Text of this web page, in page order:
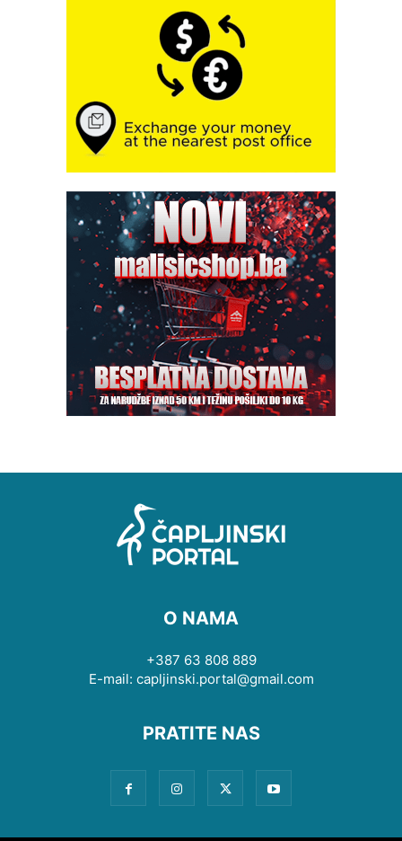
O NAMA
+387 63 808 889
E-mail: capljinski.portal@gmail.com
PRATITE NAS